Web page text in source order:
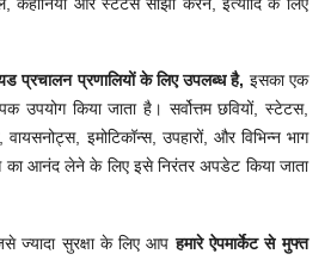
प्रचालन प्रणालियों के लिए उपलब्ध है, इसका एक
उपयोग किया जाता है। सर्वोत्तम छवियों, स्टेटस,
इमोटिकॉन्स, उपहारों, और विभिन्न भाग
का आनंद लेने के लिए इसे निरंतर अपडेट किया जाता
ज्यादा सुरक्षा के लिए आपहमारे ऐपमार्केट से मुफ्त